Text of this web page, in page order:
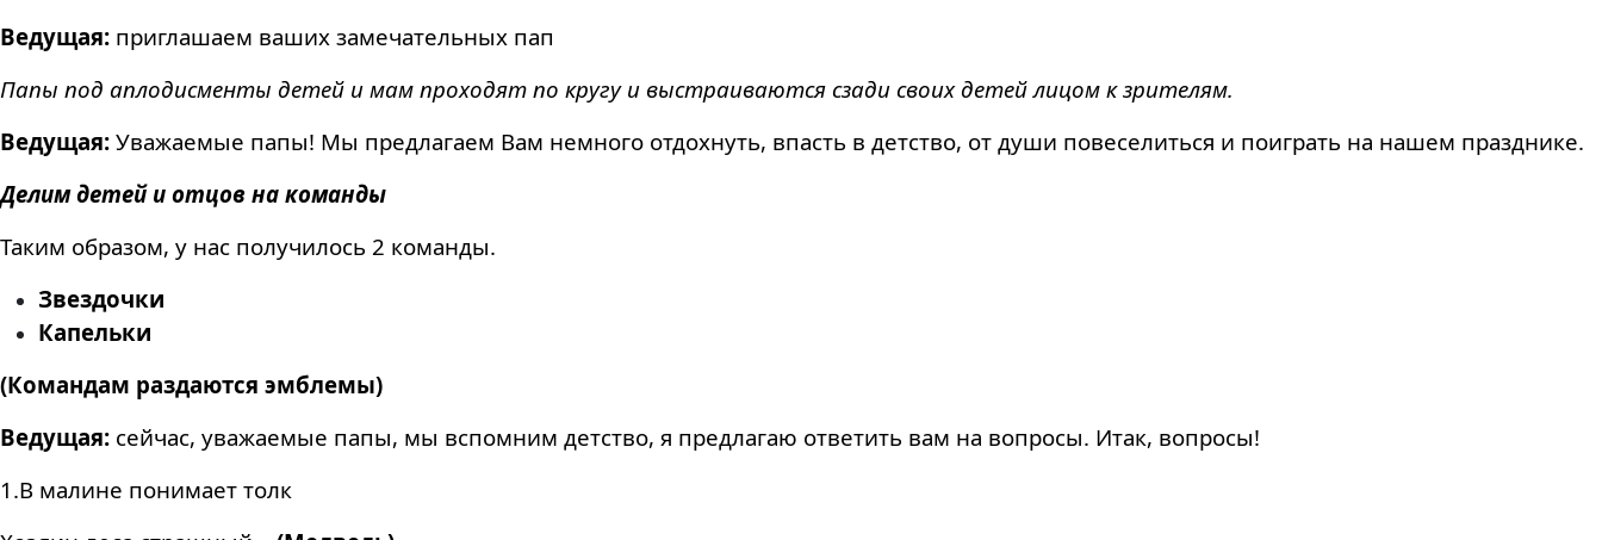
Ведущая: приглашаем ваших замечательных пап
Папы под аплодисменты детей и мам проходят по кругу и выстраиваются сзади своих детей лицом к зрителям.
Ведущая: Уважаемые папы! Мы предлагаем Вам немного отдохнуть, впасть в детство, от души повеселиться и поиграть на нашем празднике.
Делим детей и отцов на команды
Таким образом, у нас получилось 2 команды.
Звездочки
Капельки
(Командам раздаются эмблемы)
Ведущая: сейчас, уважаемые папы, мы вспомним детство, я предлагаю ответить вам на вопросы. Итак, вопросы!
1.В малине понимает толк